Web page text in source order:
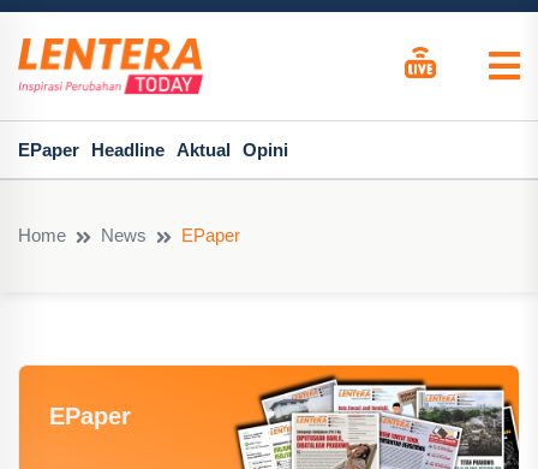
EPaper Headline Aktual Opini
Home News EPaper
EPaper